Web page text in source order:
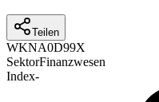
Teilen
WKNA0D99X
SektorFinanzwesen
Index-